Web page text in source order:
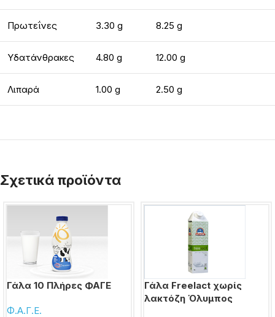
Πρωτεΐνες 3.30 g 8.25 g
Υδατάνθρακες 4.80 g 12.00 g
Λιπαρά 1.00 g 2.50 g
Σχετικά προϊόντα
Γάλα 10 Πλήρες ΦΑΓΕ
Φ.Α.Γ.Ε.
Γάλα Freelact χωρίς
λακτόζη Όλυμπος